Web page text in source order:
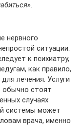
нервного
ситуации.
к психиатру,
как правило,
лечения. Услуги
обычно стоят
случаях
системы может
врача, именно